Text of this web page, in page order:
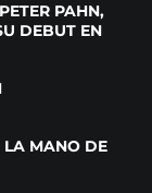
PAHN,
DEBUT EN
MANO DE